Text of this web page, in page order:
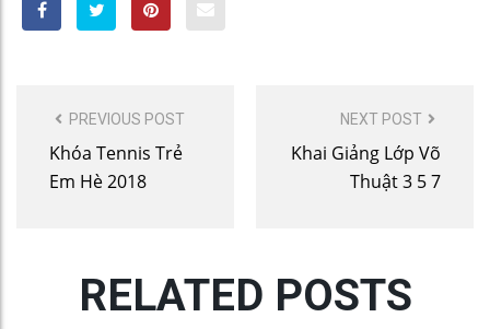
NAVIGATION
PREVIOUS POST
Khóa Tennis Trẻ
Em Hè 2018
NEXT POST
Khai Giảng Lớp Võ
Thuật 3 5 7
RELATED POSTS